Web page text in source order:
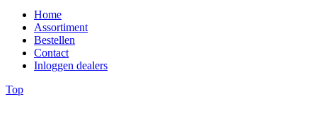
Home
Assortiment
Bestellen
Contact
Inloggen dealers
Top